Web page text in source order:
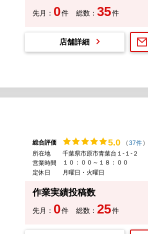
先月： 0件 総数： 35件
店舗詳細
総合評価 5.0 (37件)
所在地
千葉県市原市青葉台１-１-２
営業時間
１０：００～１８：００
定休日
月曜日・火曜日
作業実績投稿数
先月： 0件 総数： 25件